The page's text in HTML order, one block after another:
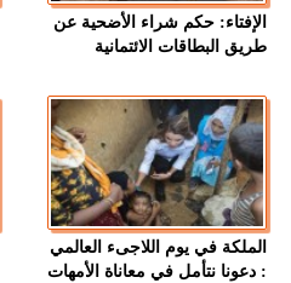
الإفتاء: حكم شراء الأضحية عن
طريق البطاقات الائتمانية
الملكة في يوم اللاجىء العالمي
: دعونا نتأمل في معاناة الأمهات